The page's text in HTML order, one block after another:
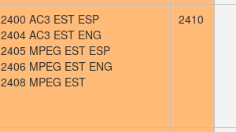
2400 AC3 EST ESP
2404 AC3 EST ENG
2405 MPEG EST ESP
2406 MPEG EST ENG
2408 MPEG EST
2410